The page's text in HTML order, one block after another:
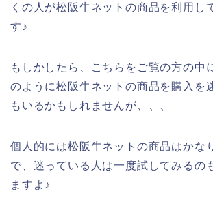
くの人が松阪牛ネットの商品を利用し
す♪
もしかしたら、こちらをご覧の方の中
のように松阪牛ネットの商品を購入を
もいるかもしれませんが、、、
個人的には松阪牛ネットの商品はかな
で、迷っている人は一度試してみるの
ますよ♪